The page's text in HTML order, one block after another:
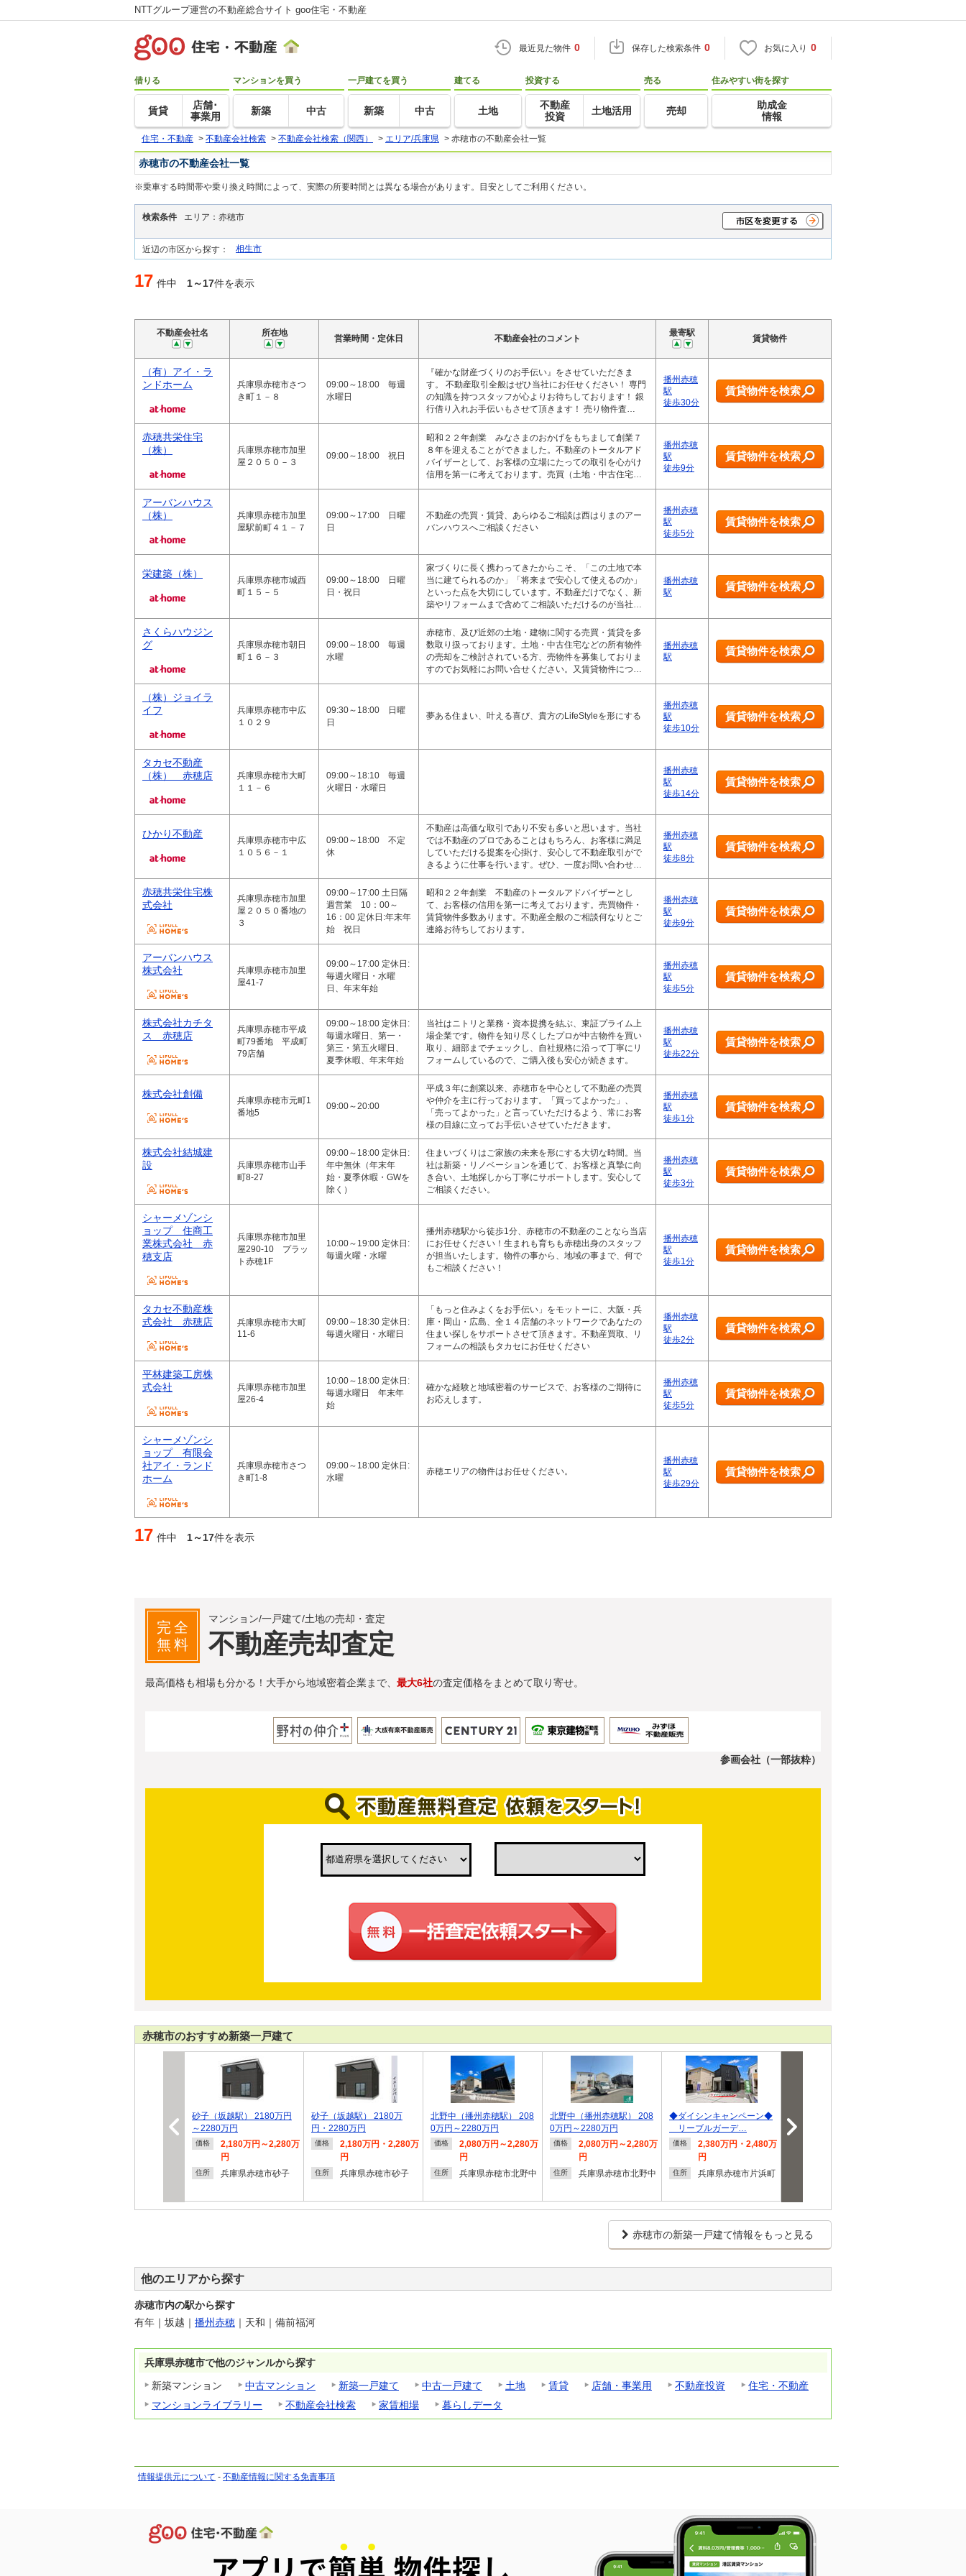
NTTグループ運営の不動産総合サイト goo住宅・不動産
最近見た物件 0 保存した検索条件 0 お気に入り 0
借りる
賃貸
店舗･
事業用
マンションを買う
新築 中古
一戸建てを買う
新築 中古
建てる
土地
投資する
不動産
投資
土地活用
売る
売却
住みやすい街を探す
助成金
情報
住宅・不動産 > 不動産会社検索 > 不動産会社検索（関西） > エリア/兵庫県 > 赤穂市の不動産会社一覧
赤穂市の不動産会社一覧
※乗車する時間帯や乗り換え時間によって、実際の所要時間とは異なる場合があります。目安としてご利用ください。
検索条件 エリア：赤穂市
近辺の市区から探す： 相生市
17 件中 1～17件を表示
不動産会社名 所在地
営業時間・定休日 不動産会社のコメント
最寄駅
賃貸物件
（有）アイ・ラ
ンドホーム
兵庫県赤穂市さつ
き町１－８
09:00～18:00 毎週
水曜日
『確かな財産づくりのお手伝い』をさせていただきま
す。 不動産取引全般はぜひ当社にお任せください！ 専門
の知識を持つスタッフが心よりお待ちしております！ 銀
行借り入れお手伝いもさせて頂きます！ 売り物件査…
播州赤穂
駅
徒歩30分
賃貸物件を検索
赤穂共栄住宅
（株）
兵庫県赤穂市加里
屋２０５０－３
09:00～18:00 祝日
昭和２２年創業 みなさまのおかげをもちまして創業７
８年を迎えることができました。不動産のトータルアド
バイザーとして、お客様の立場にたっての取引を心がけ
信用を第一に考えております。売買（土地・中古住宅…
播州赤穂
駅
徒歩9分
賃貸物件を検索
アーバンハウス
（株）
兵庫県赤穂市加里
屋駅前町４１－７
09:00～17:00 日曜
日
不動産の売買・賃貸、あらゆるご相談は西はりまのアー
バンハウスへご相談ください
播州赤穂
駅
徒歩5分
賃貸物件を検索
栄建築（株）
兵庫県赤穂市城西
町１５－５
09:00～18:00 日曜
日・祝日
家づくりに長く携わってきたからこそ、「この土地で本
当に建てられるのか」「将来まで安心して使えるのか」
といった点を大切にしています。不動産だけでなく、新
築やリフォームまで含めてご相談いただけるのが当社…
播州赤穂
駅
賃貸物件を検索
さくらハウジン
グ
兵庫県赤穂市朝日
町１６－３
09:00～18:00 毎週
水曜
赤穂市、及び近郊の土地・建物に関する売買・賃貸を多
数取り扱っております。土地・中古住宅などの所有物件
の売却をご検討されている方、売物件を募集しておりま
すのでお気軽にお問い合せください。又賃貸物件につ…
播州赤穂
駅
賃貸物件を検索
（株）ジョイラ
イフ
兵庫県赤穂市中広
１０２９
09:30～18:00 日曜
日
夢ある住まい、叶える喜び、貴方のLifeStyleを形にする
播州赤穂
駅
徒歩10分
賃貸物件を検索
タカセ不動産
（株） 赤穂店
兵庫県赤穂市大町
１１－６
09:00～18:10 毎週
火曜日・水曜日
播州赤穂
駅
徒歩14分
賃貸物件を検索
ひかり不動産
兵庫県赤穂市中広
１０５６－１
09:00～18:00 不定
休
不動産は高価な取引であり不安も多いと思います。当社
では不動産のプロであることはもちろん、お客様に満足
していただける提案を心掛け、安心して不動産取引がで
きるように仕事を行います。ぜひ、一度お問い合わせ…
播州赤穂
駅
徒歩8分
賃貸物件を検索
赤穂共栄住宅株
式会社
兵庫県赤穂市加里
屋２０５０番地の
３
09:00～17:00 土日隔
週営業 10：00～
16：00 定休日:年末年
始 祝日
昭和２２年創業 不動産のトータルアドバイザーとし
て、お客様の信用を第一に考えております。売買物件・
賃貸物件多数あります。不動産全般のご相談何なりとご
連絡お待ちしております。
播州赤穂
駅
徒歩9分
賃貸物件を検索
アーバンハウス
株式会社
兵庫県赤穂市加里
屋41-7
09:00～17:00 定休日:
毎週火曜日・水曜
日、年末年始
播州赤穂
駅
徒歩5分
賃貸物件を検索
株式会社カチタ
ス 赤穂店
兵庫県赤穂市平成
町79番地 平成町
79店舗
09:00～18:00 定休日:
毎週水曜日、第一・
第三・第五火曜日、
夏季休暇、年末年始
当社はニトリと業務・資本提携を結ぶ、東証プライム上
場企業です。物件を知り尽くしたプロが中古物件を買い
取り、細部までチェックし、自社規格に沿って丁寧にリ
フォームしているので、ご購入後も安心が続きます。
播州赤穂
駅
徒歩22分
賃貸物件を検索
株式会社創備
兵庫県赤穂市元町1
番地5
09:00～20:00
平成３年に創業以来、赤穂市を中心として不動産の売買
や仲介を主に行っております。「買ってよかった」、
「売ってよかった」と言っていただけるよう、常にお客
様の目線に立ってお手伝いさせていただきます。
播州赤穂
駅
徒歩1分
賃貸物件を検索
株式会社結城建
設
兵庫県赤穂市山手
町8-27
09:00～18:00 定休日:
年中無休（年末年
始・夏季休暇・GWを
除く）
住まいづくりはご家族の未来を形にする大切な時間。当
社は新築・リノベーションを通じて、お客様と真摯に向
き合い、土地探しから丁寧にサポートします。安心して
ご相談ください。
播州赤穂
駅
徒歩3分
賃貸物件を検索
シャーメゾンシ
ョップ 住商工
業株式会社 赤
穂支店
兵庫県赤穂市加里
屋290-10 プラッ
ト赤穂1F
10:00～19:00 定休日:
毎週火曜・水曜
播州赤穂駅から徒歩1分、赤穂市の不動産のことなら当店
にお任せください！生まれも育ちも赤穂出身のスタッフ
が担当いたします。物件の事から、地域の事まで、何で
もご相談ください！
播州赤穂
駅
徒歩1分
賃貸物件を検索
タカセ不動産株
式会社 赤穂店
兵庫県赤穂市大町
11-6
09:00～18:30 定休日:
毎週火曜日・水曜日
「もっと住みよくをお手伝い」をモットーに、大阪・兵
庫・岡山・広島、全１４店舗のネットワークであなたの
住まい探しをサポートさせて頂きます。不動産買取、リ
フォームの相談もタカセにお任せください
播州赤穂
駅
徒歩2分
賃貸物件を検索
平林建築工房株
式会社
兵庫県赤穂市加里
屋26-4
10:00～18:00 定休日:
毎週水曜日 年末年
始
確かな経験と地域密着のサービスで、お客様のご期待に
お応えします。
播州赤穂
駅
徒歩5分
賃貸物件を検索
シャーメゾンシ
ョップ 有限会
社アイ・ランド
ホーム
兵庫県赤穂市さつ
き町1-8
09:00～18:00 定休日:
水曜
赤穂エリアの物件はお任せください。
播州赤穂
駅
徒歩29分
賃貸物件を検索
17 件中 1～17件を表示
完全
無料
マンション/一戸建て/土地の売却・査定
不動産売却査定
最高価格も相場も分かる！大手から地域密着企業まで、 最大6社の査定価格をまとめて取り寄せ。
参画会社（一部抜粋）
赤穂市のおすすめ新築一戸建て
砂子（坂越駅） 2180万円
～2280万円
価格
2,180万円～2,280万
円
住所 兵庫県赤穂市砂子
砂子（坂越駅） 2180万
円・2280万円
価格
2,180万円・2,280万
円
住所 兵庫県赤穂市砂子
北野中（播州赤穂駅） 208
0万円～2280万円
価格
2,080万円～2,280万
円
住所 兵庫県赤穂市北野中
北野中（播州赤穂駅） 208
0万円～2280万円
価格
2,080万円～2,280万
円
住所 兵庫県赤穂市北野中
◆ダイシンキャンペーン◆
リーブルガーデ…
価格
2,380万円・2,480万
円
住所 兵庫県赤穂市片浜町
円・2280万円
赤穂市の新築一戸建て情報をもっと見る
他のエリアから探す
赤穂市内の駅から探す
有年 ｜ 坂越 ｜ 播州赤穂 ｜ 天和 ｜ 備前福河
兵庫県赤穂市で他のジャンルから探す
新築マンション
中古マンション 新築一戸建て 中古一戸建て 土地 賃貸 店舗・事業用 不動産投資
住宅・不動産
マンションライブラリー
不動産会社検索 家賃相場 暮らしデータ
情報提供元について - 不動産情報に関する免責事項